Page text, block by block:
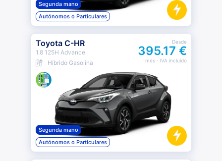
Segunda mano
Autónomos o Particulares
Toyota C-HR
1.8 125H Advance
Híbrido Gasolina
Desde
395.17 €
mes· IVA incluido
Segunda mano
Autónomos o Particulares